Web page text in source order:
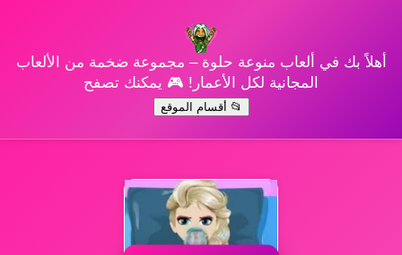
أهلاً بك في ألعاب منوعة حلوة – مجموعة ضخمة من الألعاب
المجانية لكل الأعمار! 🎮 يمكنك تصفح
📂 أقسام الموقع